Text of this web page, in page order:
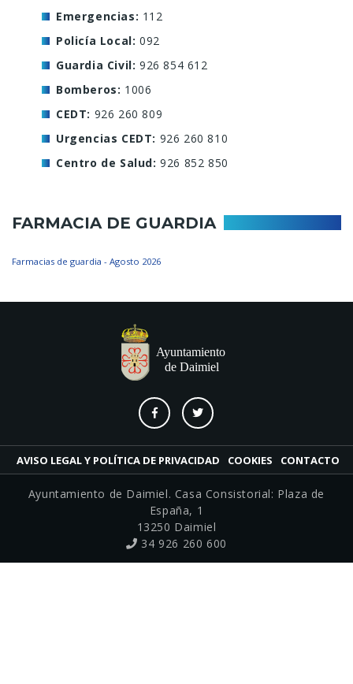
Delegación de Cultura
Delegación de Educación
Delegación de Festejos
Delegación de Igualdad
Delegación de Juventud
Delegación de
Promoción Económica y
ciudadana
Delegación de
Urbanismo
Emergencias: 112
Policía Local: 092
Guardia Civil: 926 854 612
Bomberos: 1006
CEDT: 926 260 809
Urgencias CEDT: 926 260 810
Centro de Salud:926 852 850
FARMACIA DE GUARDIA
Farmacias de guardia - Agosto 2026
AVISO LEGAL Y POLÍTICA DE PRIVACIDAD COOKIES CONTACTO
Ayuntamiento de Daimiel. Casa Consistorial: Plaza de
España, 1
13250 Daimiel
34 926 260 600